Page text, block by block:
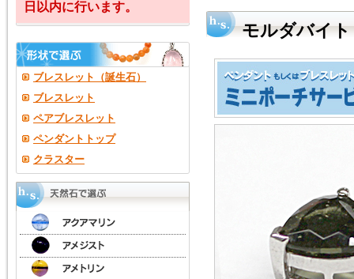
ー
ト
カ
ッ
ト
（約
10mm）
日以内に行います。
ブレスレット（誕生石）
ブレスレット
ペアブレスレット
ペンダントトップ
クラスター
モルダバイ